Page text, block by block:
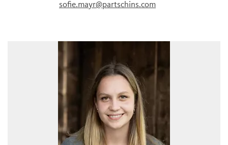
sofie.mayr@partschins.com